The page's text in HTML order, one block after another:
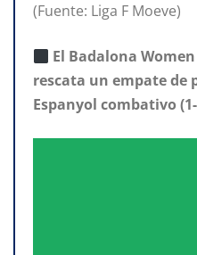
(Fuente: Liga F Moeve)
El Badalona
rescata un empate de
Espanyol combativo